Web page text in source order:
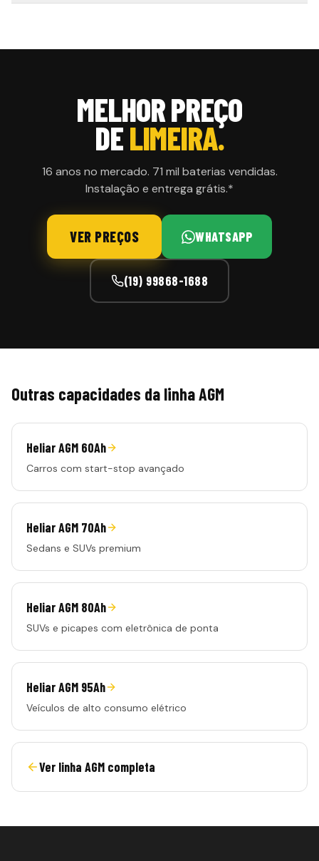
MELHOR PREÇO
DELIMEIRA.
16 anos no mercado. 71 mil baterias vendidas.
Instalação e entrega grátis.*
VER PREÇOS WHATSAPP
(19) 99868-1688
Outras capacidades da linhaAGM
Heliar AGM 60Ah
Carros com start-stop avançado
Heliar AGM 70Ah
Sedans e SUVs premium
Heliar AGM 80Ah
SUVs e picapes com eletrônica de ponta
Heliar AGM 95Ah
Veículos de alto consumo elétrico
Ver linha AGM completa